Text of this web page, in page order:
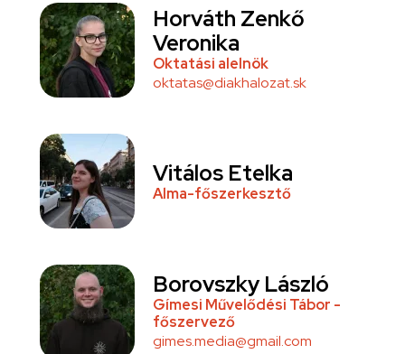
Horváth Zenkő
Veronika
Oktatási alelnök
oktatas@diakhalozat.sk
Vitálos Etelka
Alma-főszerkesztő
Borovszky László
Gímesi Művelődési Tábor -
főszervező
gimes.media@gmail.com